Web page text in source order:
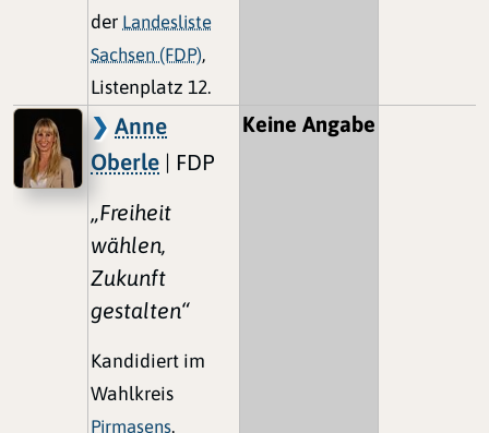
der Landesliste
Sachsen (FDP),
Listenplatz 12.
Anne
Oberle | FDP
„Freiheit
wählen,
Zukunft
gestalten“
Kandidiert im
Wahlkreis
Pirmasens.
Keine Angabe